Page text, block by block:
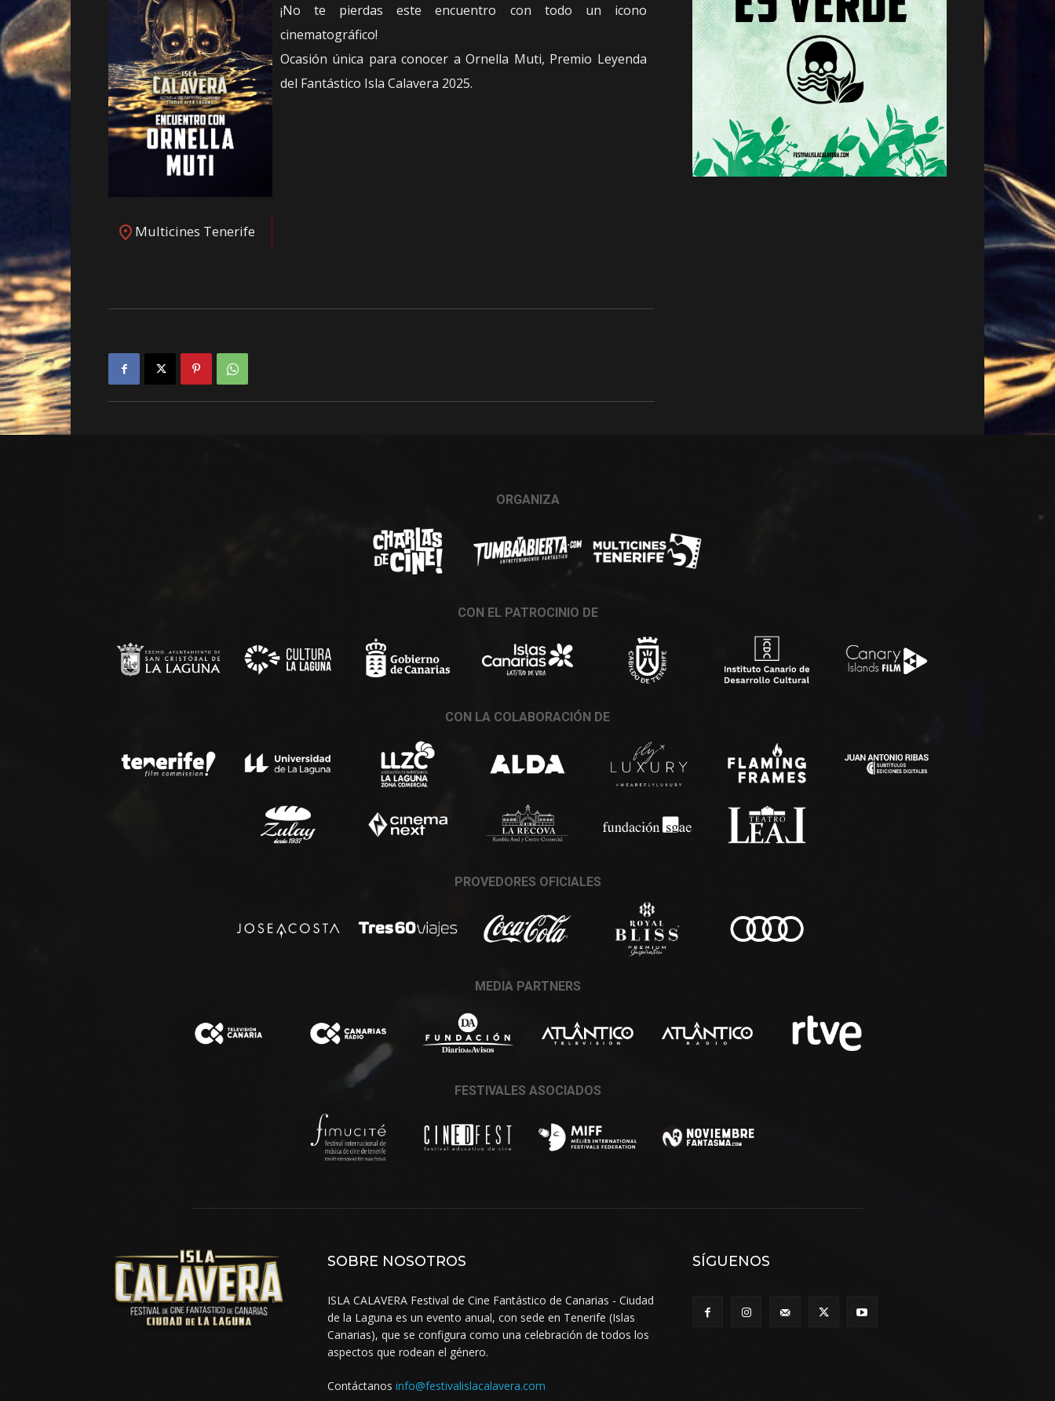
Multicines Tenerife
¡No te pierdas este encuentro con todo un icono
cinematográfico!
Ocasión única para conocer a Ornella Muti, Premio Leyenda
del Fantástico Isla Calavera 2025.
ORGANIZA
CON EL PATROCINIO DE
CON LA COLABORACIÓN DE
PROVEDORES OFICIALES
MEDIA PARTNERS
FESTIVALES ASOCIADOS
SOBRE NOSOTROS
ISLA CALAVERA Festival de Cine Fantástico de Canarias - Ciudad
de la Laguna es un evento anual, con sede en Tenerife (Islas
Canarias), que se configura como una celebración de todos los
aspectos que rodean el género.
Contáctanos info@festivalislacalavera.com
SÍGUENOS